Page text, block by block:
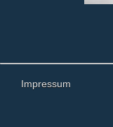
Impressum